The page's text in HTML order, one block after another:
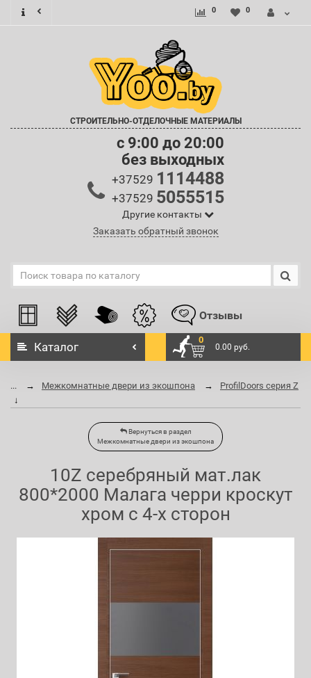
0 0
СТРОИТЕЛЬНО-ОТДЕЛОЧНЫЕ МАТЕРИАЛЫ
c 9:00 до 20:00
без выходных
+37529 1114488
+37529 5055515
Другие контакты
Заказать обратный звонок
Отзывы
Каталог
0
0.00 руб.
... Межкомнатные двери из экошпона ProfilDoors серия Z
Вернуться в раздел
Межкомнатные двери из экошпона
10Z серебряный мат.лак
800*2000 Малага черри кроскут
хром с 4-х сторон